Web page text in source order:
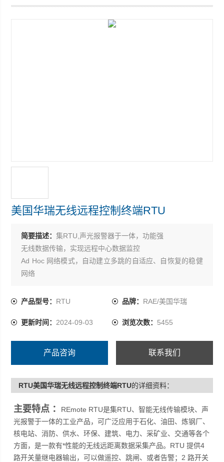
美国华瑞无线远程控制终端RTU
简要描述：集RTU,声光报警器于一体，功能强
无线数据传输，实现远程中心数据监控
Ad Hoc 网络模式，自动建立多跳的自适应、自恢复的稳健
网络
现场声光报警器，报警情况下现场实时提醒，以便及时处
防爆外壳 (ExdIICT6)，可以在危险环境中使用，安装简单
产品型号： RTU 品牌： RAE/美国华瑞
更新时间： 2024-09-03 浏览次数： 5455
产品咨询 联系我们
RTU美国华瑞无线远程控制终端RTU的详细资料：
主要特点 ：
REmote RTU是集RTU、智能无线传输模块、声
光报警于一体的工业产品，可广泛应用于石化、油田、炼钢厂、
核电站、消防、供水、环保、建筑、电力、采矿业、交通等各个
方面，是一款有*性能的无线远距离数据采集产品。RTU 提供4
路开关量继电器输出，可以做遥控、跳闸、或者告警；2 路开关